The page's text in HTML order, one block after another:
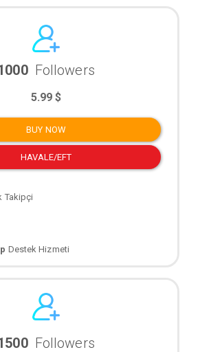
Followers
5.99 $
BUY NOW
HAVALE/EFT
Takipçi
Destek Hizmeti
Followers